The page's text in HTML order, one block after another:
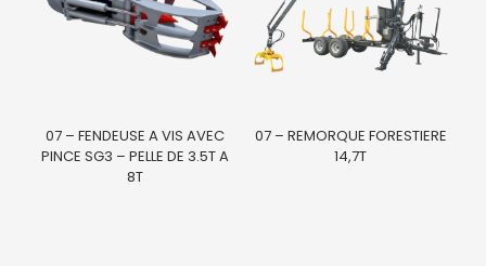
07 – FENDEUSE A VIS AVEC
PINCE SG3 – PELLE DE 3.5T A
8T
07 – REMORQUE FORESTIERE
14,7T